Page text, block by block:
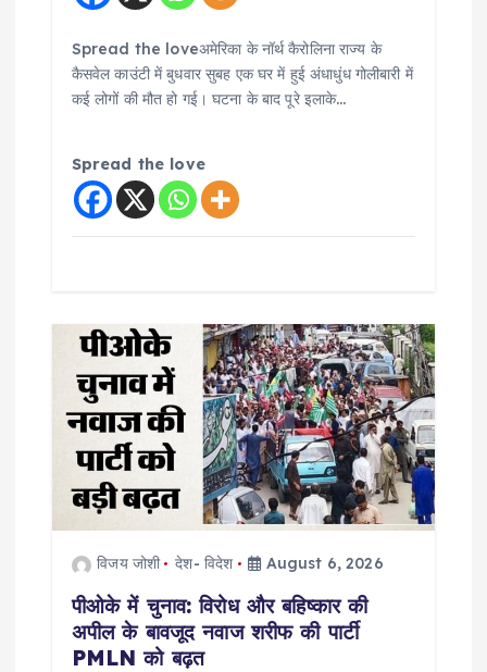
Spread the loveअमेरिका के नॉर्थ कैरोलिना राज्य के
कैसवेल काउंटी में बुधवार सुबह एक घर में हुई अंधाधुंध गोलीबारी में
कई लोगों की मौत हो गई। घटना के बाद पूरे इलाके…
Spread the love
विजय जोशी देश- विदेश August 6, 2026
पीओके में चुनाव: विरोध और बहिष्कार की
अपील के बावजूद नवाज शरीफ की पार्टी
PMLN को बढ़त